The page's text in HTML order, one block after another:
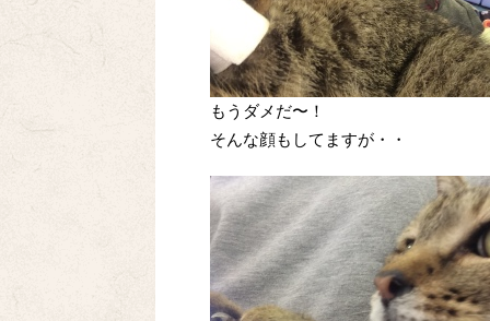
もうダメだ〜！
そんな顔もしてますが・・